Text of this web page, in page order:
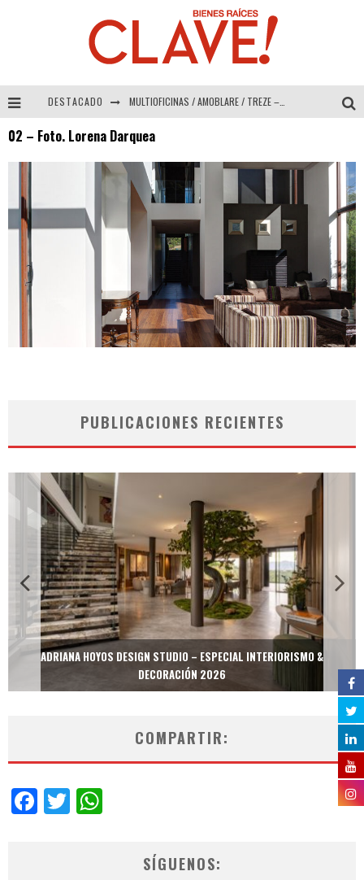
DESTACADO MULTIOFICINAS / AMOBLARE / TREZE – Especial Interiorismo & Decoración 2026
COLINEAL – Especial Interiorismo & Decoración 2026
02 – Foto. Lorena Darquea
PUBLICACIONES RECIENTES
ADRIANA HOYOS DESIGN STUDIO – ESPECIAL INTERIORISMO &
DECORACIÓN 2026
COMPARTIR:
Facebook
Twitter
SÍGUENOS: